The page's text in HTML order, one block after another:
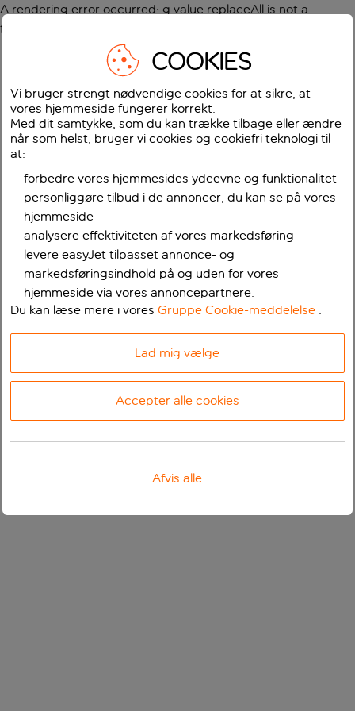
A rendering error occurred: g.value.replaceAll is not a
function
COOKIES
Vi bruger strengt nødvendige cookies for at sikre, at
vores hjemmeside fungerer korrekt.
Med dit samtykke, som du kan trække tilbage eller ændre
når som helst, bruger vi cookies og cookiefri teknologi til
at:
forbedre vores hjemmesides ydeevne og funktionalitet
personliggøre tilbud i de annoncer, du kan se på vores
hjemmeside
analysere effektiviteten af vores markedsføring
levere easyJet tilpasset annonce- og
markedsføringsindhold på og uden for vores
hjemmeside via vores annoncepartnere.
Du kan læse mere i voresGruppe Cookie-meddelelse .
Lad mig vælge
Accepter alle cookies
Afvis alle